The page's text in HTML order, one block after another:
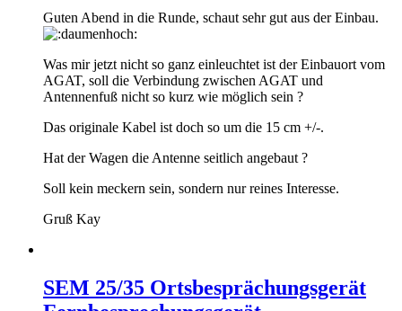
Guten Abend in die Runde, schaut sehr gut aus der Einbau.
Was mir jetzt nicht so ganz einleuchtet ist der Einbauort vom
AGAT, soll die Verbindung zwischen AGAT und
Antennenfuß nicht so kurz wie möglich sein ?
Das originale Kabel ist doch so um die 15 cm +/-.
Hat der Wagen die Antenne seitlich angebaut ?
Soll kein meckern sein, sondern nur reines Interesse.
Gruß Kay
SEM 25/35 Ortsbesprächungsgerät